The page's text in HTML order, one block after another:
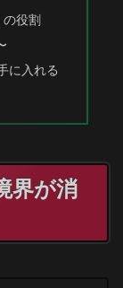
役割
に入れる
界が消